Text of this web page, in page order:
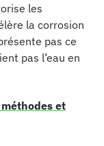
les
la corrosion
pas ce
pas l’eau en
et